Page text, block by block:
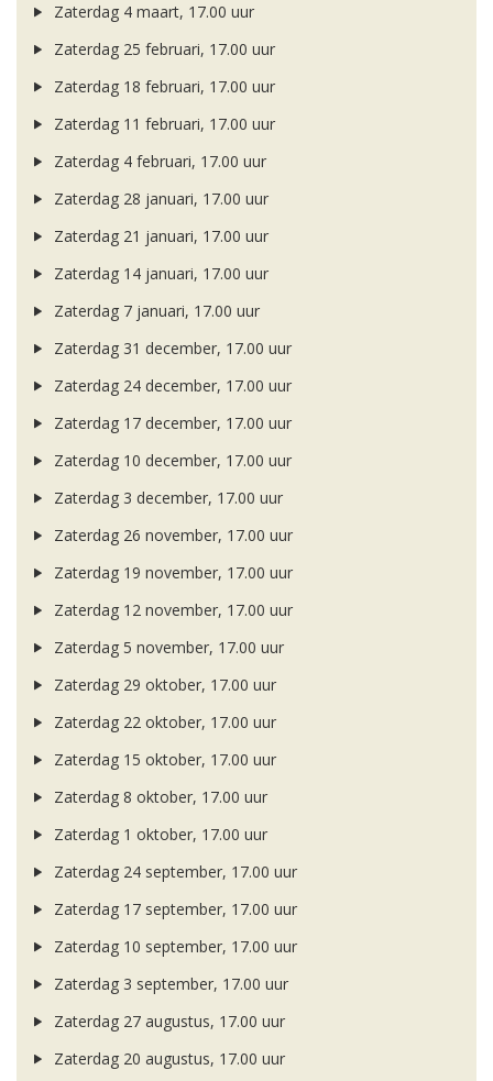
Zaterdag 4 maart, 17.00 uur
Zaterdag 25 februari, 17.00 uur
Zaterdag 18 februari, 17.00 uur
Zaterdag 11 februari, 17.00 uur
Zaterdag 4 februari, 17.00 uur
Zaterdag 28 januari, 17.00 uur
Zaterdag 21 januari, 17.00 uur
Zaterdag 14 januari, 17.00 uur
Zaterdag 7 januari, 17.00 uur
Zaterdag 31 december, 17.00 uur
Zaterdag 24 december, 17.00 uur
Zaterdag 17 december, 17.00 uur
Zaterdag 10 december, 17.00 uur
Zaterdag 3 december, 17.00 uur
Zaterdag 26 november, 17.00 uur
Zaterdag 19 november, 17.00 uur
Zaterdag 12 november, 17.00 uur
Zaterdag 5 november, 17.00 uur
Zaterdag 29 oktober, 17.00 uur
Zaterdag 22 oktober, 17.00 uur
Zaterdag 15 oktober, 17.00 uur
Zaterdag 8 oktober, 17.00 uur
Zaterdag 1 oktober, 17.00 uur
Zaterdag 24 september, 17.00 uur
Zaterdag 17 september, 17.00 uur
Zaterdag 10 september, 17.00 uur
Zaterdag 3 september, 17.00 uur
Zaterdag 27 augustus, 17.00 uur
Zaterdag 20 augustus, 17.00 uur